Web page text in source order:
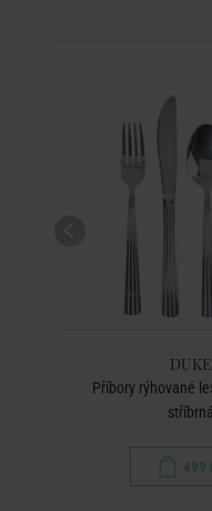
DUKE
Příbory rýhované
stříbrná
499